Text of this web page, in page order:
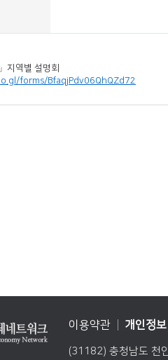
지역별 설명회
forms/BfaqjPdv06QhQZd72
이용약관 개인정
(31182) 충청남도 천